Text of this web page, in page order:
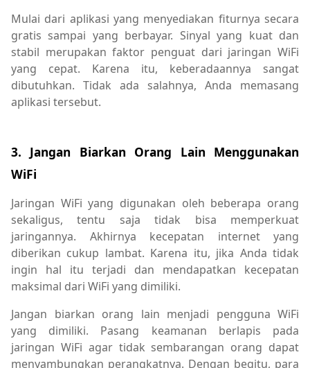
Mulai dari aplikasi yang menyediakan fiturnya secara
gratis sampai yang berbayar. Sinyal yang kuat dan
stabil merupakan faktor penguat dari jaringan WiFi
yang cepat. Karena itu, keberadaannya sangat
dibutuhkan. Tidak ada salahnya, Anda memasang
aplikasi tersebut.
3. Jangan Biarkan Orang Lain Menggunakan
WiFi
Jaringan WiFi yang digunakan oleh beberapa orang
sekaligus, tentu saja tidak bisa memperkuat
jaringannya. Akhirnya kecepatan internet yang
diberikan cukup lambat. Karena itu, jika Anda tidak
ingin hal itu terjadi dan mendapatkan kecepatan
maksimal dari WiFi yang dimiliki.
Jangan biarkan orang lain menjadi pengguna WiFi
yang dimiliki. Pasang keamanan berlapis pada
jaringan WiFi agar tidak sembarangan orang dapat
menyambungkan perangkatnya. Dengan begitu, para